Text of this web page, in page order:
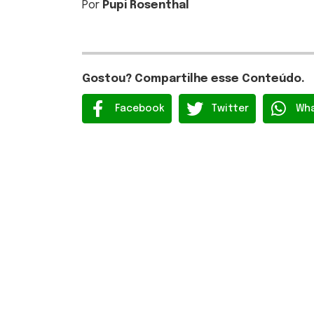
Por Pupi Rosenthal
Gostou? Compartilhe esse Conteúdo.
Facebook Twitter